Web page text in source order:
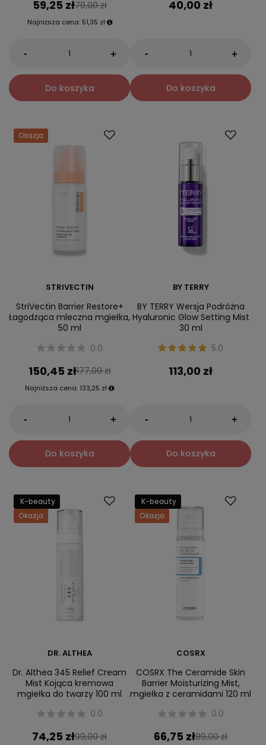
59,25 zł79,00 zł
Najniższa cena: 51,35 zł
- +
Do koszyka
40,00 zł
- +
Do koszyka
Okazja
STRIVECTIN
StriVectin Barrier Restore+
Łagodząca mleczna mgiełka,
50 ml
0.0
150,45 zł177,00 zł
Najniższa cena: 133,25 zł
- +
Do koszyka
BY TERRY
BY TERRY Wersja Podróżna
Hyaluronic Glow Setting Mist
30 ml
5.0
113,00 zł
- +
Do koszyka
K-beauty
Okazja
DR. ALTHEA
Dr. Althea 345 Relief Cream
Mist Kojąca kremowa
mgiełka do twarzy 100 ml
0.0
74,25 zł99,00 zł
K-beauty
Okazja
COSRX
COSRX The Ceramide Skin
Barrier Moisturizing Mist,
mgiełka z ceramidami 120 ml
0.0
66,75 zł89,00 zł